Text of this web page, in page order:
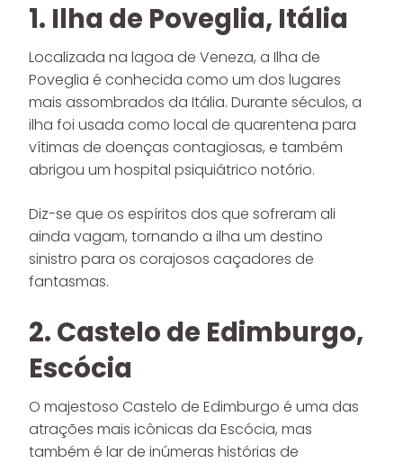
1. Ilha de Poveglia, Itália
Localizada na lagoa de Veneza, a Ilha de
Poveglia é conhecida como um dos lugares
mais assombrados da Itália. Durante séculos, a
ilha foi usada como local de quarentena para
vítimas de doenças contagiosas, e também
abrigou um hospital psiquiátrico notório.
Diz-se que os espíritos dos que sofreram ali
ainda vagam, tornando a ilha um destino
sinistro para os corajosos caçadores de
fantasmas.
2. Castelo de Edimburgo,
Escócia
O majestoso Castelo de Edimburgo é uma das
atrações mais icônicas da Escócia, mas
também é lar de inúmeras histórias de